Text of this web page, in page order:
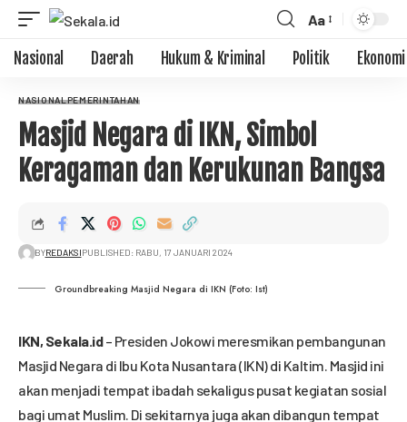
Aa
Nasional Daerah Hukum & Kriminal Politik Ekonomi
NASIONALPEMERINTAHAN
Masjid Negara di IKN, Simbol
Keragaman dan Kerukunan Bangsa
BYREDAKSIPUBLISHED: RABU, 17 JANUARI 2024
Groundbreaking Masjid Negara di IKN (Foto: Ist)
IKN, Sekala.id– Presiden Jokowi meresmikan pembangunan
Masjid Negara di Ibu Kota Nusantara (IKN) di Kaltim. Masjid ini
akan menjadi tempat ibadah sekaligus pusat kegiatan sosial
bagi umat Muslim. Di sekitarnya juga akan dibangun tempat